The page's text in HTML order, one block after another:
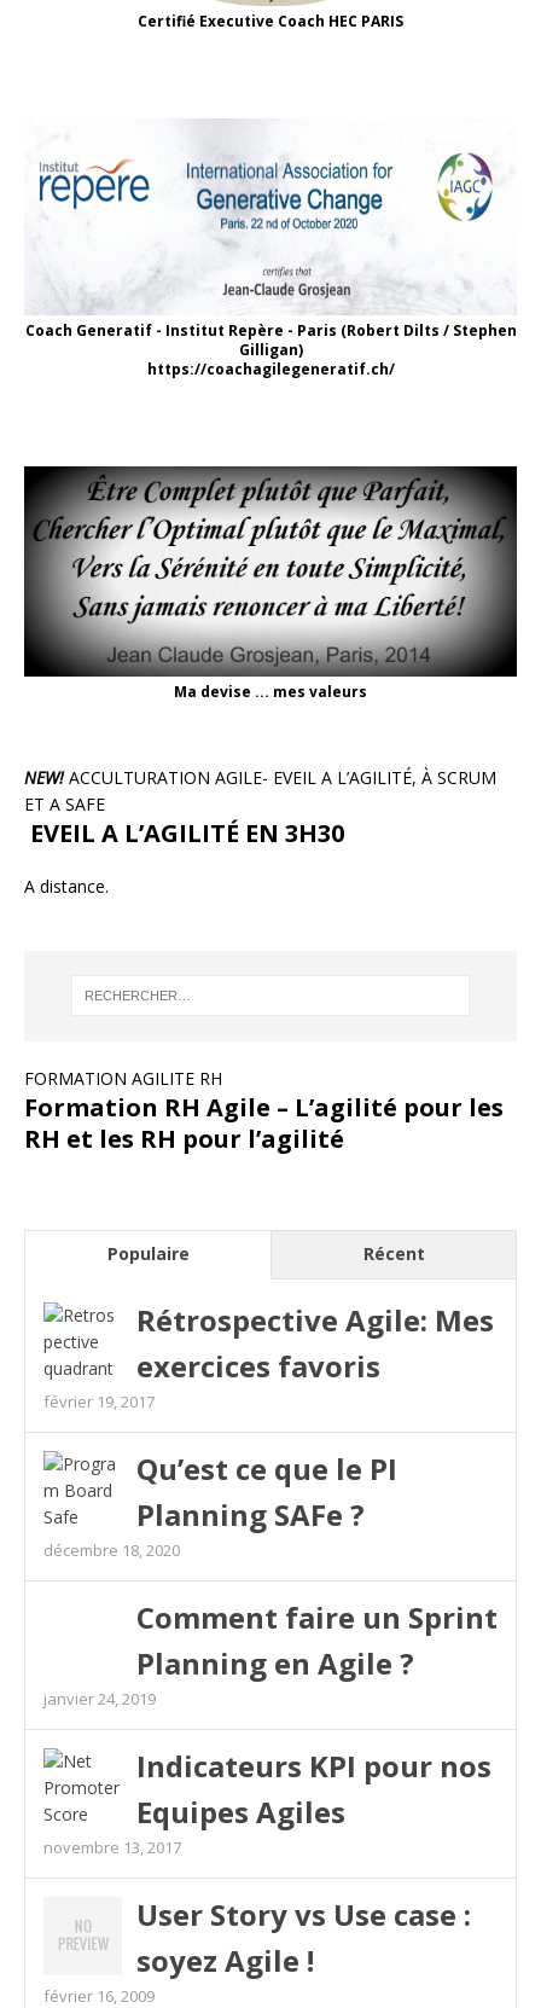
Certifié Executive Coach HEC PARIS
Coach Generatif - Institut Repère - Paris (Robert Dilts / Stephen
Gilligan)
https://coachagilegeneratif.ch/
Ma devise ... mes valeurs
NEW!ACCULTURATION AGILE- EVEIL A L’AGILITÉ, À SCRUM
ET A SAFE
EVEIL A L’AGILITÉ EN 3H30
A distance.
FORMATION AGILITE RH
Formation RH Agile – L’agilité pour les
RH et les RH pour l’agilité
Populaire Récent
Rétrospective Agile: Mes
exercices favoris
février 19, 2017
Qu’est ce que le PI
Planning SAFe ?
décembre 18, 2020
Comment faire un Sprint
Planning en Agile ?
janvier 24, 2019
Indicateurs KPI pour nos
Equipes Agiles
novembre 13, 2017
User Story vs Use case :
soyez Agile !
février 16, 2009